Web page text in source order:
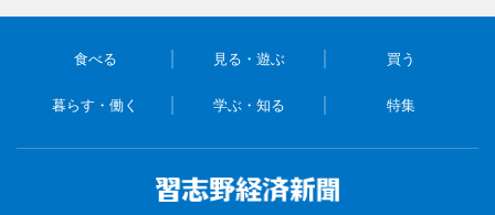
食べる 見る・遊ぶ 買う
暮らす・働く 学ぶ・知る 特集